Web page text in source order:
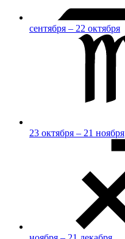
сентября – 22 октября
23 октября – 21 ноября